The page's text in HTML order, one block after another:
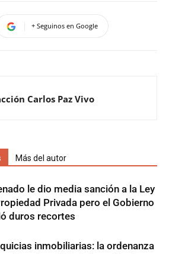
+ Seguinos en Google
Carlos Paz Vivo
Más del autor
le dio media sanción a la Ley
Privada pero el Gobierno
duros recortes
inmobiliarias: la ordenanza